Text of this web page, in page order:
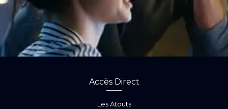
Accès Direct
Les Atouts